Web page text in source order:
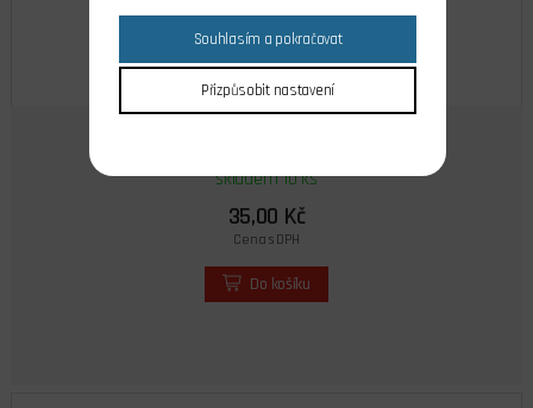
Brusný papír P1500, 140x230 mm 96463
skladem 10 ks
35,00 Kč
Cena s DPH
Do košíku
Souhlasím a pokračovat
Přizpůsobit nastavení